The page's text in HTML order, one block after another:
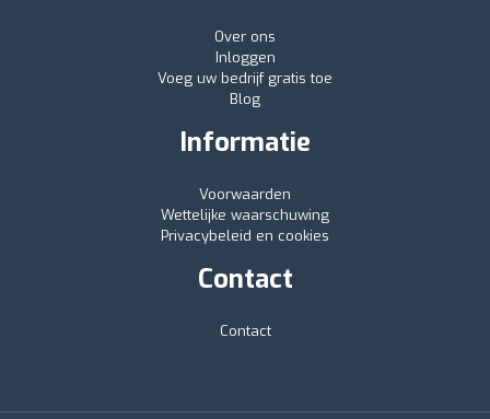
Over ons
Inloggen
Voeg uw bedrijf gratis toe
Blog
Informatie
Voorwaarden
Wettelijke waarschuwing
Privacybeleid en cookies
Contact
Contact